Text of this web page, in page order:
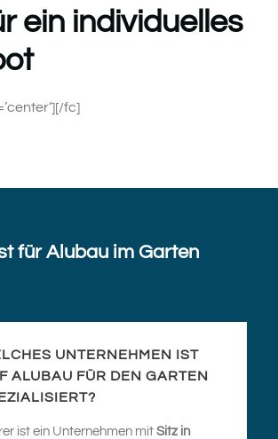
ein individuelles
fc]
für Alubau im Garten
UNTERNEHMEN IST
ALUBAU FÜR DEN GARTEN
ist ein Unternehmen mit Sitz in